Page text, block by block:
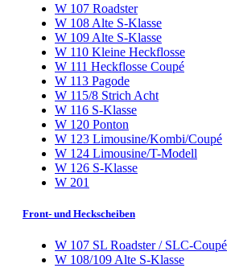
W 107 Roadster
W 108 Alte S-Klasse
W 109 Alte S-Klasse
W 110 Kleine Heckflosse
W 111 Heckflosse Coupé
W 113 Pagode
W 115/8 Strich Acht
W 116 S-Klasse
W 120 Ponton
W 123 Limousine/Kombi/Coupé
W 124 Limousine/T-Modell
W 126 S-Klasse
W 201
Front- und Heckscheiben
W 107 SL Roadster / SLC-Coupé
W 108/109 Alte S-Klasse